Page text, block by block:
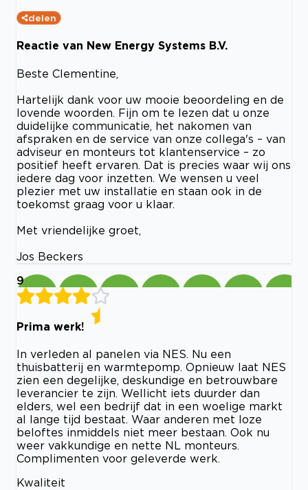
delen
Reactie van New Energy Systems B.V.
Beste Clementine,
Hartelijk dank voor uw mooie beoordeling en de
lovende woorden. Fijn om te lezen dat u onze
duidelijke communicatie, het nakomen van
afspraken en de service van onze collega's – van
adviseur en monteurs tot klantenservice – zo
positief heeft ervaren. Dat is precies waar wij ons
iedere dag voor inzetten. We wensen u veel
plezier met uw installatie en staan ook in de
toekomst graag voor u klaar.
Met vriendelijke groet,
Jos Beckers
9
Prima werk!
In verleden al panelen via NES. Nu een
thuisbatterij en warmtepomp. Opnieuw laat NES
zien een degelijke, deskundige en betrouwbare
leverancier te zijn. Wellicht iets duurder dan
elders, wel een bedrijf dat in een woelige markt
al lange tijd bestaat. Waar anderen met loze
beloftes inmiddels niet meer bestaan. Ook nu
weer vakkundige en nette NL monteurs.
Complimenten voor geleverde werk.
Kwaliteit